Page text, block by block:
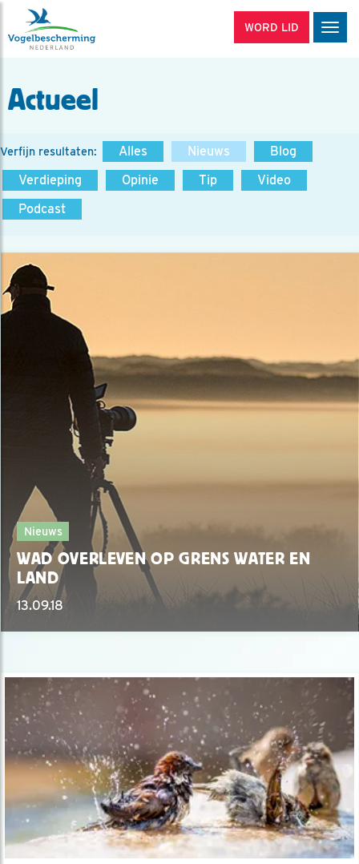
WORD LID
Actueel
Verfijn resultaten: Alles Nieuws
Blog
Verdieping
Opinie Tip
Video
Podcast
Nieuws
WAD OVERLEVEN OP GRENS WATER EN
LAND
13.09.18